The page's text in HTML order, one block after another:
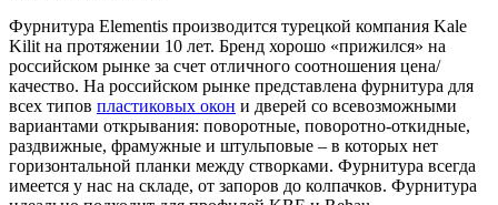
Фурнитура Elementis производится турецкой компания Kale
Kilit на протяжении 10 лет. Бренд хорошо «прижился» на
российском рынке за счет отличного соотношения цена/
качество. На российском рынке представлена фурнитура для
всех типов пластиковых окон и дверей со всевозможными
вариантами открывания: поворотные, поворотно-откидные,
раздвижные, фрамужные и штульповые – в которых нет
горизонтальной планки между створками. Фурнитура всегда
имеется у нас на складе, от запоров до колпачков. Фурнитура